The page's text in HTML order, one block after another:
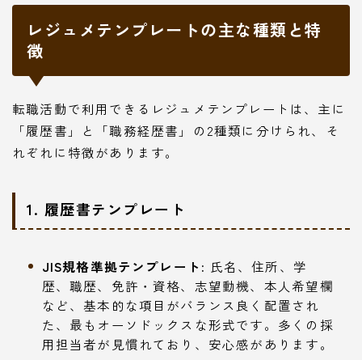
レジュメテンプレートの主な種類と特
徴
転職活動で利用できるレジュメテンプレートは、主に
「履歴書」と「職務経歴書」の2種類に分けられ、そ
れぞれに特徴があります。
1. 履歴書テンプレート
JIS規格準拠テンプレート: 氏名、住所、学
歴、職歴、免許・資格、志望動機、本人希望欄
など、基本的な項目がバランス良く配置され
た、最もオーソドックスな形式です。多くの採
用担当者が見慣れており、安心感があります。